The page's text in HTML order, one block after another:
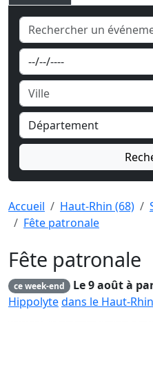
Accueil Haut-Rhin (68)
Fête patronale
Fête patronale
ce week-end Le 9 août à
Hippolytedans le Haut-